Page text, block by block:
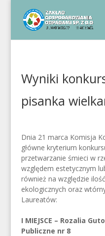
Wyniki
pisanka
Dnia 21 marca Komisja
główne kryterium
przetwarzanie śmieci w
względem estetycznym
również na względzie
ekologicznych oraz
Laureatów:
I MIEJSCE – Rozalia
Publiczne nr 8